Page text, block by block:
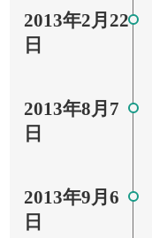
2013年2月22
日
2013年8月7
日
2013年9月6
日